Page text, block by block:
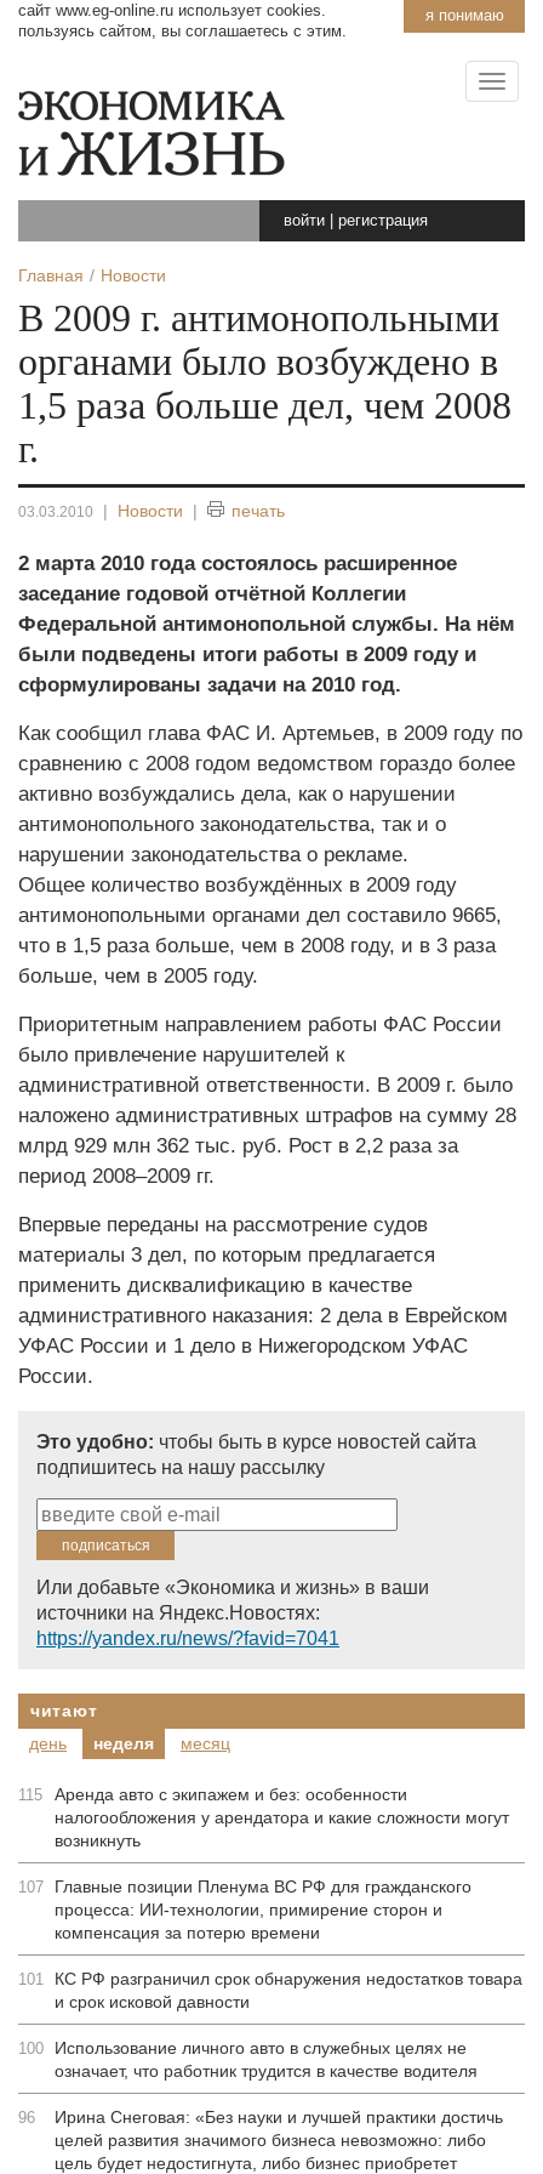
я понимаю
сайт www.eg-online.ru использует cookies.
пользуясь сайтом, вы соглашаетесь с этим.
войти регистрация
Главная Новости
В 2009 г. антимонопольными
органами было возбуждено в
1,5 раза больше дел, чем 2008
г.
03.03.2010 | Новости | печать
2 марта 2010 года состоялось расширенное
заседание годовой отчётной Коллегии
Федеральной антимонопольной службы. На нём
были подведены итоги работы в 2009 году и
сформулированы задачи на 2010 год.
Как сообщил глава ФАС И. Артемьев, в 2009 году по
сравнению с 2008 годом ведомством гораздо более
активно возбуждались дела, как о нарушении
антимонопольного законодательства, так и о
нарушении законодательства о рекламе.
Общее количество возбуждённых в 2009 году
антимонопольными органами дел составило 9665,
что в 1,5 раза больше, чем в 2008 году, и в 3 раза
больше, чем в 2005 году.
Приоритетным направлением работы ФАС России
было привлечение нарушителей к
административной ответственности. В 2009 г. было
наложено административных штрафов на сумму 28
млрд 929 млн 362 тыс. руб. Рост в 2,2 раза за
период 2008–2009 гг.
Впервые переданы на рассмотрение судов
материалы 3 дел, по которым предлагается
применить дисквалификацию в качестве
административного наказания: 2 дела в Еврейском
УФАС России и 1 дело в Нижегородском УФАС
России.
Это удобно: чтобы быть в курсе новостей сайта
подпишитесь на нашу рассылку
Или добавьте «Экономика и жизнь» в ваши
источники на Яндекс.Новостях:
https://yandex.ru/news/?favid=7041
читают
день
неделя месяц
115
Аренда авто с экипажем и без: особенности
налогообложения у арендатора и какие сложности могут
возникнуть
107
Главные позиции Пленума ВС РФ для гражданского
процесса: ИИ-технологии, примирение сторон и
компенсация за потерю времени
101
КС РФ разграничил срок обнаружения недостатков товара
и срок исковой давности
100
Использование личного авто в служебных целях не
означает, что работник трудится в качестве водителя
96
Ирина Снеговая: «Без науки и лучшей практики достичь
целей развития значимого бизнеса невозможно: либо
цель будет недостигнута, либо бизнес приобретет